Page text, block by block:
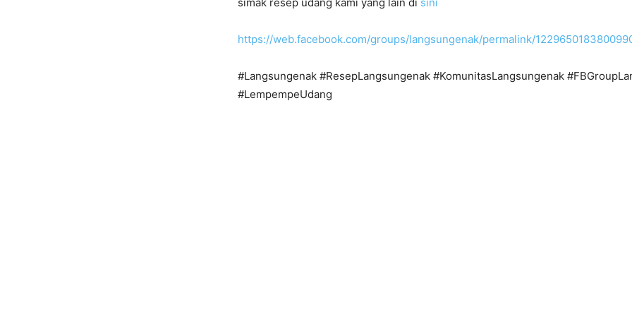
https://web.facebook.com/groups/langsungenak/permalink/
#Langsungenak #ResepLangsungenak #KomunitasLangsungenak
#LempempeUdang